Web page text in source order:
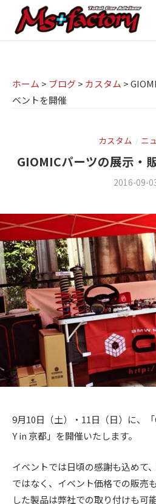
の
M
店
M
s
+
f
a
c
t
o
r
(
エ
ム
ズ
フ
B
(
ミ
ニ
)
を
中
心
に
車
検
・
整
販
売
板
金
ホーム > ブログ> カスタム >
ベントを開催
カスタム / ニ
GIOMICパーツの展示・
2016-09-
9月10日（土）・11日（日）に、
Y in 京都」を開催いたします。
イベントでは日頃の感謝も込めて
ではなく、イベント価格での販売
した製品は弊社での取り付けも可能
京
都
I
N
門
s
+
f
a
c
t
o
r
y
(
ム
ズ
フ
ァ
ク